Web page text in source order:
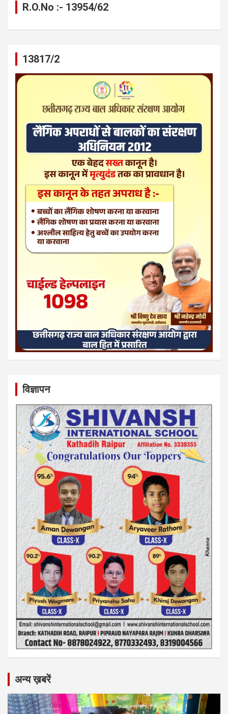
R.O.No :- 13954/62
13817/2
विज्ञापन
अन्य ख़बरें